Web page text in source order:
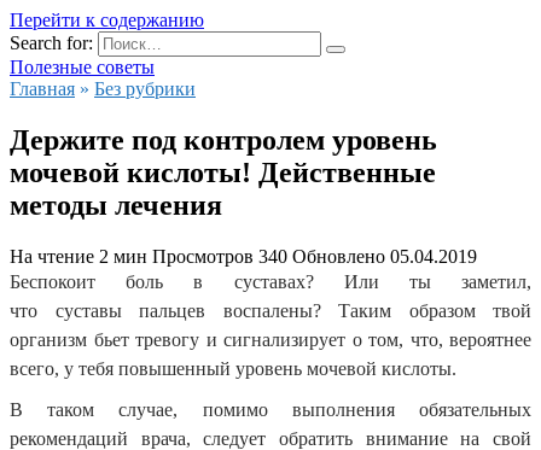
Перейти к содержанию
Search for:
Полезные советы
Главная » Без рубрики
Держите под контролем уровень
мочевой кислоты! Действенные
методы лечения
На чтение 2 мин Просмотров 340 Обновлено 05.04.2019
Беспокоитболь в суставах? Или ты заметил,
что суставы пальцев воспалены? Таким образом твой
организм бьет тревогу и сигнализирует о том, что, вероятнее
всего, у тебя повышенный уровень мочевой кислоты.
В таком случае, помимо выполнения обязательных
рекомендаций врача, следует обратить внимание на свой